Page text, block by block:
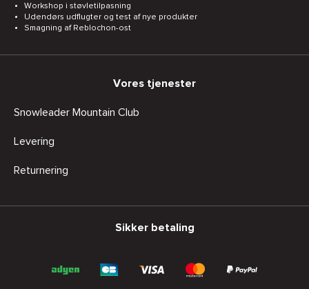
Workshop i støvletilpasning
Udendørs udflugter og test af nye produkter
Smagning af Reblochon-ost
Vores tjenester
Snowleader Mountain Club
Levering
Returnering
Sikker betaling